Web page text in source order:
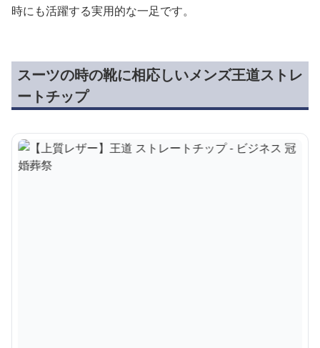
時にも活躍する実用的な一足です。
スーツの時の靴に相応しいメンズ王道ストレ
ートチップ